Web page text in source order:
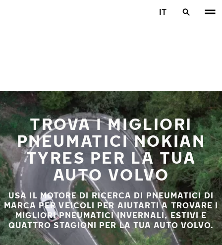
IT
TROVA I MIGLIORI
PNEUMATICI NOKIAN
TYRES PER LA TUA
AUTO VOLVO
USA IL MOTORE DI RICERCA DI PNEUMATICI DI
MARCA PER VEICOLI PER AIUTARTI A TROVARE I
MIGLIORI PNEUMATICI INVERNALI, ESTIVI E
QUATTRO STAGIONI PER LA TUA AUTO VOLVO.